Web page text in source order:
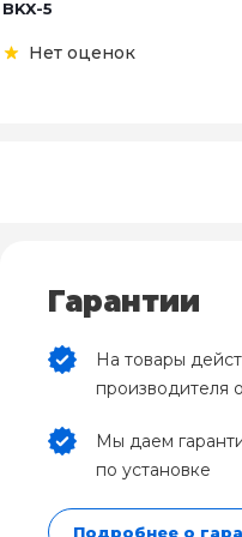
BKX-5
Нет оценок
Гарантии
На товары
производителя
Мы даем
по установке
Подробнее о